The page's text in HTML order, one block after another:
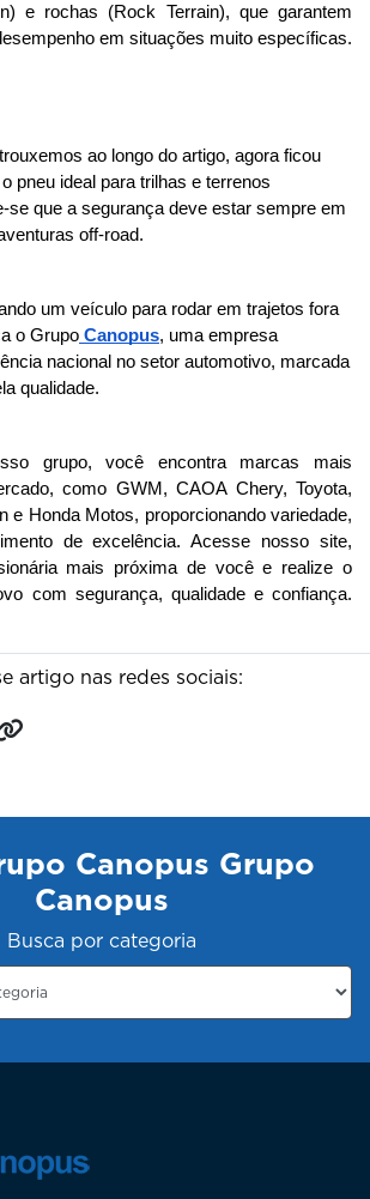
e rochas (Rock Terrain), que garantem
em situações muito específicas.
ao longo do artigo, agora ficou
pneu ideal para trilhas e terrenos
se que a segurança deve estar sempre em
off-road.
um veículo para rodar em trajetos fora
o Grupo Canopus, uma empresa
nacional no setor automotivo, marcada
qualidade.
grupo, você encontra marcas mais
como GWM, CAOA Chery, Toyota,
e Honda Motos, proporcionando variedade,
de excelência. Acesse nosso site,
mais próxima de você e realize o
com segurança, qualidade e confiança.
artigo nas redes sociais:
Canopus Grupo
Canopus
Busca por categoria